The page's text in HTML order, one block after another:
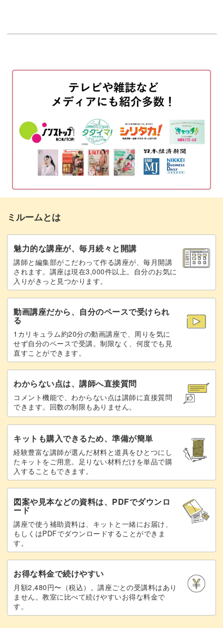
のに凝って見えるRiyo先生ならではのテクニックをぎっし
基本的な作り方をマスターしたら、アレンジは自由自在。
花びらの配置を変えたり、色味を変えたりしながら秋にふ
さわしいフラワーデザインを楽しんでくださいね。
これからの季節に重宝する大人っぽいお花のアートを習得
して、ぜひ毎日のサロンワークに活かしてみてはいかがで
しょうか♪
ベースのカラーを塗布する
マットトップでコーティングをする
お花の描き方解説 10:50
花びらを描く
お花のラインを描く
花芯を描く 24:02
ゴールドの箔をのせる
トップジェルでコーティングして完成♪
まとめ 30:56
ミルームとは
魅力的な講座が、毎月続々と開講
講師と編集部がこだわって作る講座が、毎月開講
されます。講座は現在3,000件以上。自分のお気に
入りがきっと見つかります。
動画講座だから、自分のペースで受けられ
る
1カリキュラム約20分の動画講座で、周りを気に
せず自分のペースで受講。制限なく、何度でも見
直すことができます。
わからない点は、講師へ直接質問
コメント機能で、わからない点は講師に直接質問
できます。回数の制限もありません。
キットも購入できるため、準備が簡単
経験豊富な講師が選んだ材料と道具をひとつにし
たキットをご用意。足りない材料だけを単品で購
入することもできます。
図案や見本などの資料は、PDFでダウンロ
ード
講座で使う補助資料は、キットと一緒にお届け、
もしくはPDFでダウンロードすることができま
す。
お得な料金で続けやすい
月額2,480円〜（税込）。講座ごとの受講料はあり
ません。教室に比べて続けやすいお得な料金で
す。